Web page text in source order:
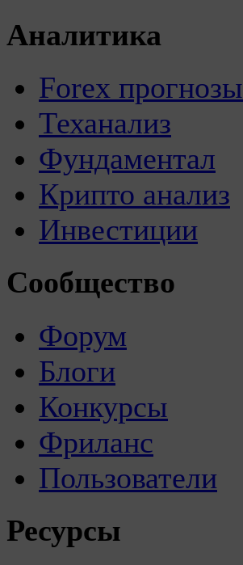
Аналитика
Forex прогнозы
Теханализ
Фундаментал
Крипто анализ
Инвестиции
Сообщество
Форум
Блоги
Конкурсы
Фриланс
Пользователи
Ресурсы